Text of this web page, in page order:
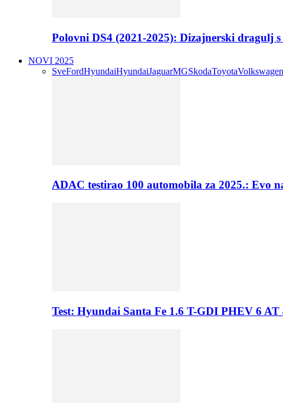
Polovni DS4 (2021-2025): Dizajnerski dragulj
NOVI 2025
SveFordHyundaiHyundaiJaguarMGSkodaToyotaVolkswagen
ADAC testirao 100 automobila za 2025.: Evo
Test: Hyundai Santa Fe 1.6 T-GDI PHEV 6